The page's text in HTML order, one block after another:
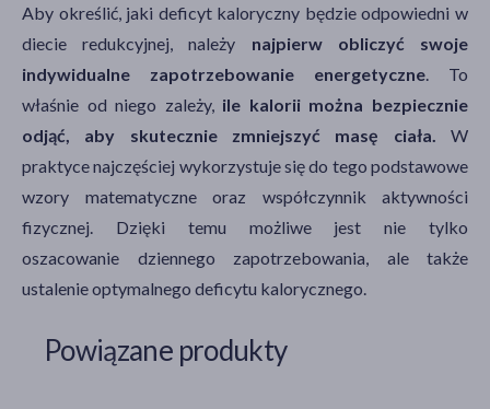
Aby określić, jaki deficyt kaloryczny będzie odpowiedni w
diecie redukcyjnej, należy najpierw obliczyć swoje
indywidualne zapotrzebowanie energetyczne. To
właśnie od niego zależy, ile kalorii można bezpiecznie
odjąć, aby skutecznie zmniejszyć masę ciała. W
praktyce najczęściej wykorzystuje się do tego podstawowe
wzory matematyczne oraz współczynnik aktywności
fizycznej. Dzięki temu możliwe jest nie tylko
oszacowanie dziennego zapotrzebowania, ale także
ustalenie optymalnego deficytu kalorycznego.
Powiązane produkty